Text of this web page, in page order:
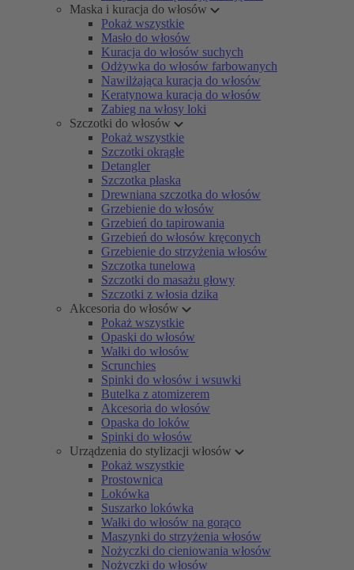
Maska i kuracja do włosów
Pokaż wszystkie
Masło do włosów
Kuracja do włosów suchych
Odżywka do włosów farbowanych
Nawilżająca kuracja do włosów
Keratynowa kuracja do włosów
Zabieg na włosy loki
Szczotki do włosów
Pokaż wszystkie
Szczotki okrągłe
Detangler
Szczotka płaska
Drewniana szczotka do włosów
Grzebienie do włosów
Grzebień do tapirowania
Grzebień do włosów kręconych
Grzebienie do strzyżenia włosów
Szczotka tunelowa
Szczotki do masażu głowy
Szczotki z włosia dzika
Akcesoria do włosów
Pokaż wszystkie
Opaski do włosów
Wałki do włosów
Scrunchies
Spinki do włosów i wsuwki
Butelka z atomizerem
Akcesoria do włosów
Opaska do loków
Spinki do włosów
Urządzenia do stylizacji włosów
Pokaż wszystkie
Prostownica
Lokówka
Suszarko lokówka
Wałki do włosów na gorąco
Maszynki do strzyżenia włosów
Nożyczki do cieniowania włosów
Nożyczki do włosów